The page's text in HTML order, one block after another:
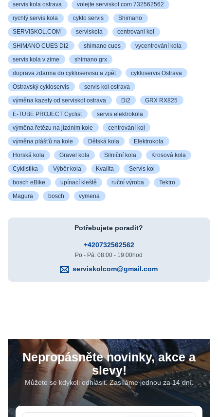
servis kola ostrava volejte serviskol.com 732562562
rychlý servis kola cyklo servis Shimano
SERVISKOL.COM serviskola centrovani kol
SHIMANO CUES DI2 shimano cues vycentrování kola
servis kola v zime shimano grx
doprava zdarma do cykloservisu a zpět cykloservis Ostrava
Ostravský cykloservis servis kol ostrava
výměna kazety od serviskol ostrava Di2 GRX RX825
E-TUBE PROJECT Cyclist servis elektrokola
výměna řetězu na jízdním kole centrování kol
výměna plášťů na kole Dětská kola Elektrokola
Horská kola Gravel kola Silniční kola Krosová kola
Cyklistika Výběr kola Kvalita Servis kol
bosch eBike upínací kleště ruční výroba Tektro
Magura bosch vymena
Potřebujete poradit?
+420732562562
Po - Pá: 08:00 - 19:00hod
serviskolcom@gmail.com
Nepropásněte novinky, akce a
slevy!
Můžete se kdykoli odhlásit. Zasíláme jednou za 14 dní.